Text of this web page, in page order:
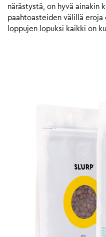
närästystä, on hyvä ainakin
paahtoasteiden välillä eroja
loppujen lopuksi kaikki on